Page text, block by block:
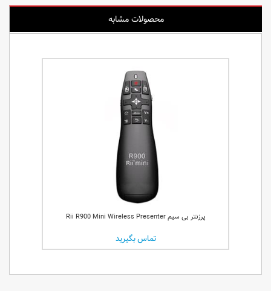
محصولات مشابه
پرزنتر بی سیم Rii R900 Mini Wireless Presenter
تماس بگیرید